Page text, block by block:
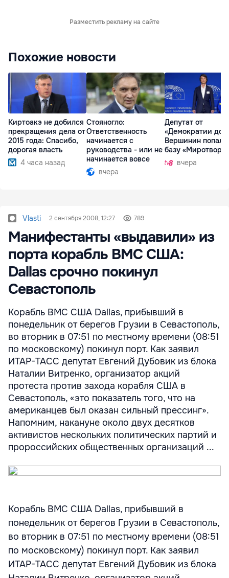
Разместить рекламу на сайте
Похожие новости
Киртоакэ не добился
прекращения дела от
2015 года: Спасибо,
дорогая власть
4 часа назад
Стояногло:
Ответственность
начинается с
руководства - или не
начинается вовсе
вчера
Депутат от
«Демократии
Вершинин попал в
базу
вчера
Vlasti 2 сентября 2008, 12:27 789
Манифестанты «выдавили» из
порта корабль ВМС США:
Dallas срочно покинул
Севастополь
Корабль ВМС США Dallas, прибывший в
понедельник от берегов Грузии в Севастополь,
во вторник в 07:51 по местному времени (08:51
по московскому) покинул порт. Как заявил
ИТАР-ТАСС депутат Евгений Дубовик из блока
Наталии Витренко, организатор акций
протеста против захода корабля США в
Севастополь, «это показатель того, что на
американцев был оказан сильный прессинг».
Напомним, накануне около двух десятков
активистов нескольких политических партий и
пророссийских общественных организаций ...
Корабль ВМС США Dallas, прибывший в
понедельник от берегов Грузии в Севастополь,
во вторник в 07:51 по местному времени (08:51
по московскому) покинул порт. Как заявил
ИТАР-ТАСС депутат Евгений Дубовик из блока